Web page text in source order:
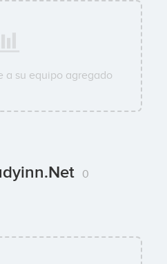
a su equipo agregado
0